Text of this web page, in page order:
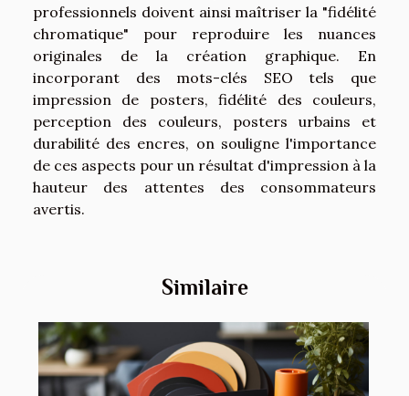
professionnels doivent ainsi maîtriser la "fidélité
chromatique" pour reproduire les nuances
originales de la création graphique. En
incorporant des mots-clés SEO tels que
impression de posters, fidélité des couleurs,
perception des couleurs, posters urbains et
durabilité des encres, on souligne l'importance
de ces aspects pour un résultat d'impression à la
hauteur des attentes des consommateurs
avertis.
Similaire